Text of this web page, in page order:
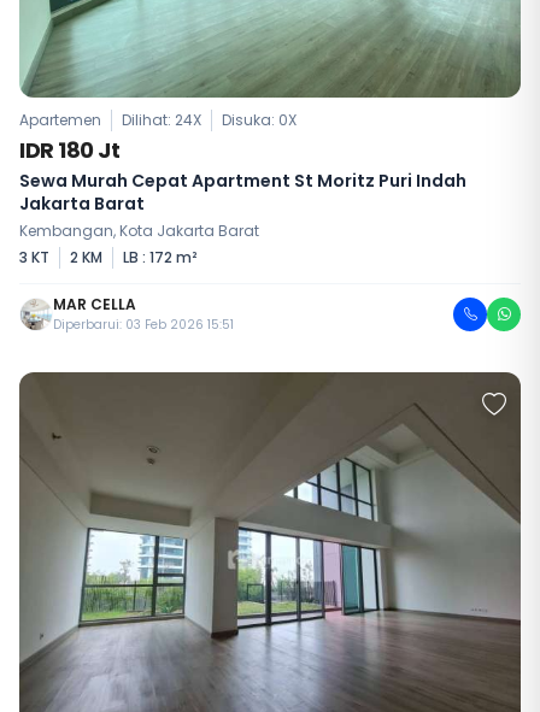
Apartemen Dilihat: 24X Disuka: 0X
IDR 180 Jt
Sewa Murah Cepat Apartment St Moritz Puri Indah
Jakarta Barat
Kembangan, Kota Jakarta Barat
3 KT
2 KM LB : 172 m²
MAR CELLA
Diperbarui: 03 Feb 2026 15:51